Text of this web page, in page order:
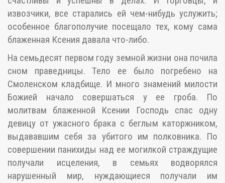
извозчики, все старались ей чем-нибудь услужить;
особенное благополучие посещало тех, кому сама
блаженная Ксения давала что-либо.
На семьдесят первом году земной жизни она почила
сном праведницы. Тело ее было погребено на
Смоленском кладбище. И много знамений милости
Божией начало совершаться у ее гроба. По
молитвам блаженной Ксении Господь спас одну
девицу от ужасного брака с беглым каторжником,
выдававшим себя за убитого им полковника. По
совершении панихиды над ее могилкой страждущие
получали исцеления, в семьях водворялся
нарушенный мир, нуждающиеся получали им